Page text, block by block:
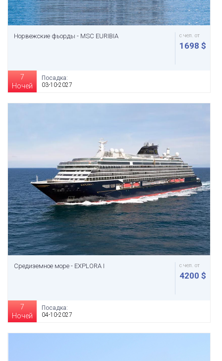
Норвежские фьорды - MSC EURIBIA с чел. от
1698 $
7
Ночей
Посадка:
03-10-2027
Средиземное море - EXPLORA I с чел. от
4200 $
7
Ночей
Посадка:
04-10-2027